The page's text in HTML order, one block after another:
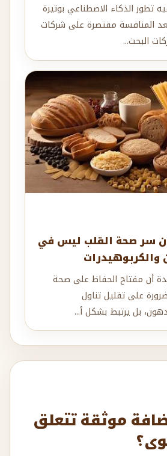
تطور الذكاء الاصطناعي بوتيرة
المنافسة مقتصرة على شركات
البحث...
سر صحة القلب ليس في
أن مفتاح الحفاظ على صحة
على تقليل تناول
بل يرتبط بشكل أ...
موثقة تتعلق